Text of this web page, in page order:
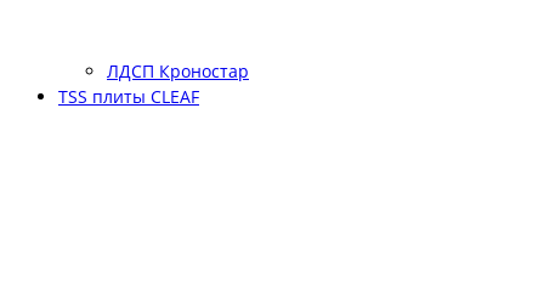
ЛДСП Кроностар
TSS плиты CLEAF